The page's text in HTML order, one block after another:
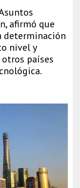
afirmó que
determinación
nivel y
países